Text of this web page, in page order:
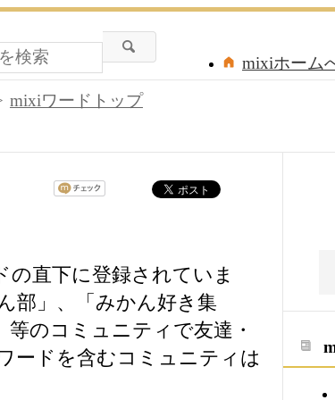
mixiホーム
mixiワードトップ
の直下に登録されていま
部」、「みかん好き集
のコミュニティで友達・
ードを含むコミュニティは